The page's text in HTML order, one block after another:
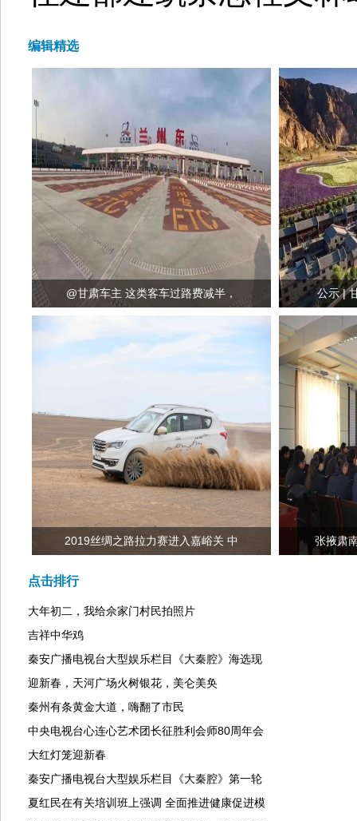
编辑精选
@甘肃车主 这类客车过路费减半， 公示 |
2019丝绸之路拉力赛进入嘉峪关 中 张掖肃
点击排行
大年初二，我给佘家门村民拍照片
吉祥中华鸡
秦安广播电视台大型娱乐栏目《大秦腔》海选现
迎新春，天河广场火树银花，美仑美奂
秦州有条黄金大道，嗨翻了市民
中央电视台心连心艺术团长征胜利会师80周年会
大红灯笼迎新春
秦安广播电视台大型娱乐栏目《大秦腔》第一轮
夏红民在有关培训班上强调 全面推进健康促进模